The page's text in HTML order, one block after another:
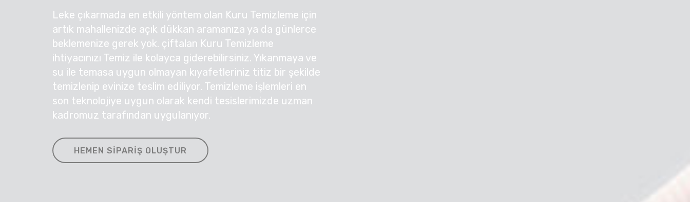
Leke çıkarmada en etkili yöntem olan Kuru Temizleme için
artık mahallenizde açık dükkan aramanıza ya da günlerce
beklemenize gerek yok. çiftalan Kuru Temizleme
ihtiyacınızı Temiz ile kolayca giderebilirsiniz. Yıkanmaya ve
su ile temasa uygun olmayan kıyafetleriniz titiz bir şekilde
temizlenip evinize teslim ediliyor. Temizleme işlemleri en
son teknolojiye uygun olarak kendi tesislerimizde uzman
kadromuz tarafından uygulanıyor.
HEMEN SIPARIŞ OLUŞTUR